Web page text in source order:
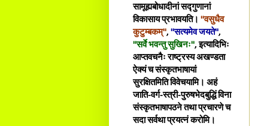
सामूह्यबोधादीनां सद्गुणानां
विकासाय प्रभावयति। "वसुधैव
कुटुम्बकम्", "सत्यमेव जयते",
"सर्वे भवन्तु सुखिनः", इत्यादिभिः
आप्तवचनैः राष्ट्रस्य अखण्डता
ऐक्यं च संस्कृतभाषायां
सुरक्षितमिति विवेचयामि। अहं
जाति-वर्ग-स्त्री-पुरुषभेदबुद्धिं विना
संस्कृतभाषापठने तथा प्रचारणे च
सदा सर्वथा प्रयत्नं करोमि।